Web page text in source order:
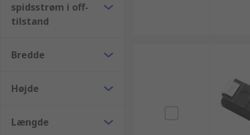
spidsstrøm i off-
tilstand
Bredde
Højde
Længde